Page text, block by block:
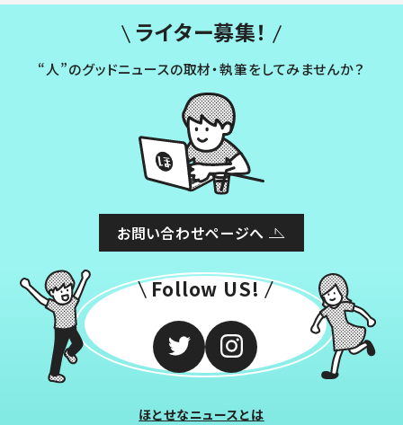
ライター募集！
“人”のグッドニュースの取材・執筆をしてみませんか？
お問い合わせページへ
Follow US!
ほとせなニュースとは